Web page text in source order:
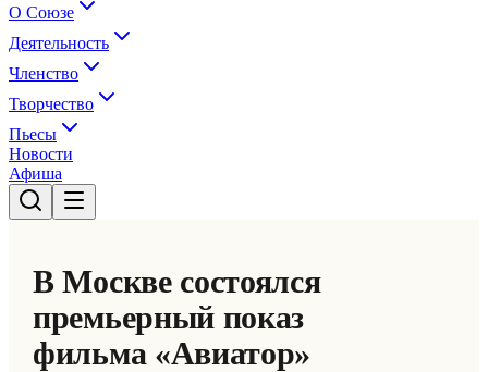
О Союзе
Деятельность
Членство
Творчество
Пьесы
Новости
Афиша
В Москве состоялся
премьерный показ
фильма «Авиатор»